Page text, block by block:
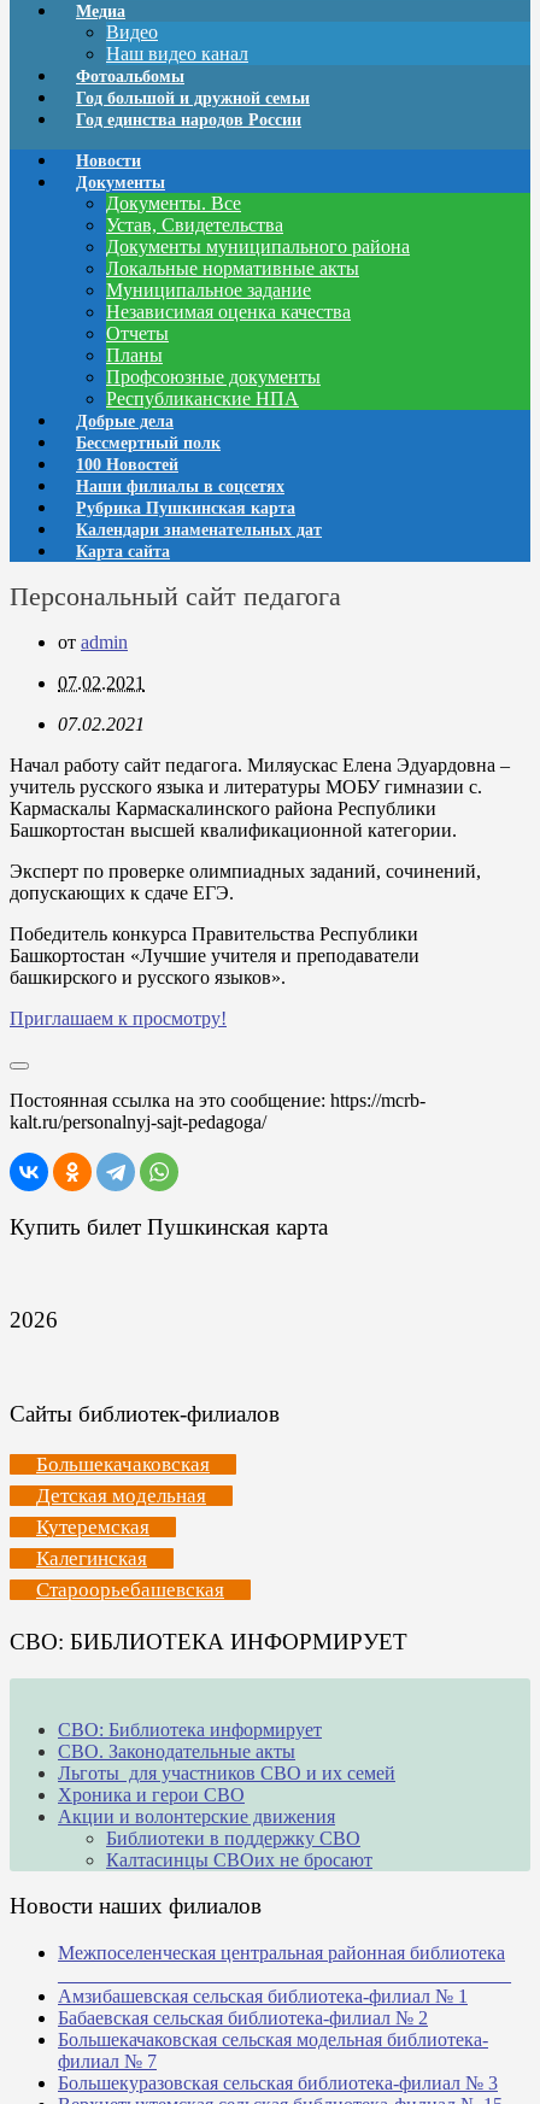
Медиа
Видео
Наш видео канал
Фотоальбомы
Год большой и дружной семьи
Год единства народов России
Новости
Документы
Документы. Все
Устав, Свидетельства
Документы муниципального района
Локальные нормативные акты
Муниципальное задание
Независимая оценка качества
Отчеты
Планы
Профсоюзные документы
Республиканские НПА
Добрые дела
Бессмертный полк
100 Новостей
Наши филиалы в соцсетях
Рубрика Пушкинская карта
Календари знаменательных дат
Карта сайта
Персональный сайт педагога
от admin
07.02.2021
07.02.2021
Начал работу сайт педагога. Миляускас Елена Эдуардовна –
учитель русского языка и литературы МОБУ гимназии с.
Кармаскалы Кармаскалинского района Республики
Башкортостан высшей квалификационной категории.
Эксперт по проверке олимпиадных заданий, сочинений,
допускающих к сдаче ЕГЭ.
Победитель конкурса Правительства Республики
Башкортостан «Лучшие учителя и преподаватели
башкирского и русского языков».
Приглашаем к просмотру!
Постоянная ссылка на это сообщение: https://mcrb-
kalt.ru/personalnyj-sajt-pedagoga/
Купить билет Пушкинская карта
2026
Сайты библиотек-филиалов
Большекачаковская
Детская модельная
Кутеремская
Калегинская
Староорьебашевская
СВО: БИБЛИОТЕКА ИНФОРМИРУЕТ
СВО: Библиотека информирует
СВО. Законодательные акты
Льготы для участников СВО и их семей
Хроника и герои СВО
Акции и волонтерские движения
Библиотеки в поддержку СВО
Калтасинцы СВОих не бросают
Новости наших филиалов
Межпоселенческая центральная районная библиотека
Амзибашевская сельская библиотека-филиал № 1
Бабаевская сельская библиотека-филиал № 2
Большекачаковская сельская модельная библиотека-
филиал № 7
Большекуразовская сельская библиотека-филиал № 3